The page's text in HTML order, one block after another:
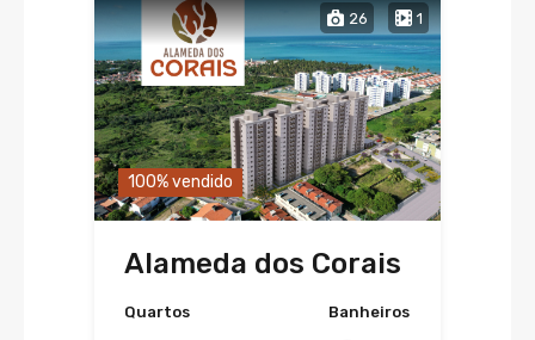
26 1
100% vendido
Alameda dos Corais
Quartos Banheiros